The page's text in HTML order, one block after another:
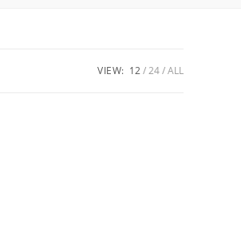
VIEW: 12 24 ALL